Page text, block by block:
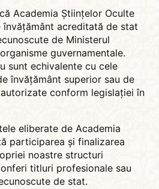
Academia Științelor Oculte
acreditată de stat
de Ministerul
guvernamentale.
sunt echivalente cu cele
învățământ superior sau de
conform legislației în
eliberate de Academia
participarea și finalizarea
noastre structuri
titluri profesionale sau
de stat.